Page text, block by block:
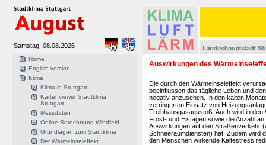
Samstag, 08.08.2026
Home
English version
Klima
Klima in Stuttgart
Kartenviewer Stadtklima
Stuttgart
Messdaten
Online Berechnung Windfeld
Grundlagen zum Stadtklima
Der Wärmeinseleffekt
Auswirkungen des
Die durch den Wärmeinseleffekt
beeinflussen das tägliche Leben und
negativ anzusehen. In den kalten
verringerten Einsatz von
Treibhausgasausstoß. Auch wird in den
Frost- und Eistagen sowie die Anzahl
Auswirkungen auf den Straßenverkehr
Schneeräumdiensten) hat. Zudem wird
den Menschen wirkende Kältestress